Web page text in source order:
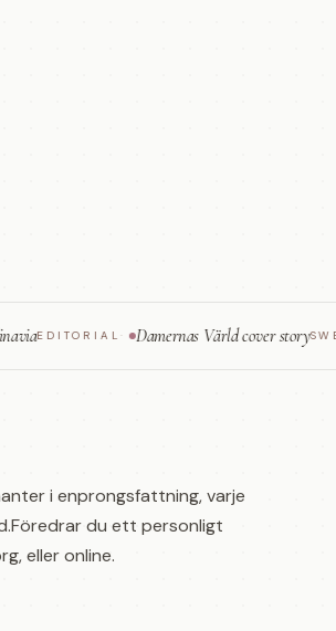
· Damernas Värld cover storySWEDEN·
i enprongsfattning, varje
du ett personligt
eller online.